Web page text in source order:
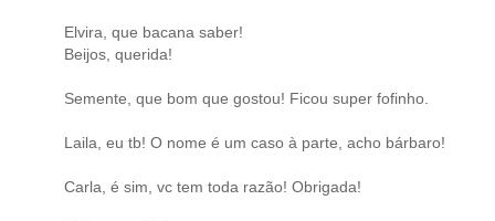
Elvira, que bacana saber!
Beijos, querida!
Semente, que bom que gostou! Ficou super fofinho.
Laila, eu tb! O nome é um caso à parte, acho bárbaro!
Carla, é sim, vc tem toda razão! Obrigada!